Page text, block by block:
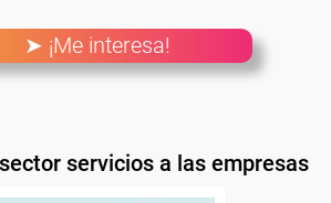
➤ ¡Me interesa!
servicios a las empresas